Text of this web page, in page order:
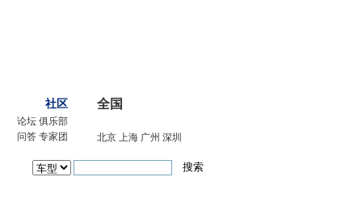
社区
论坛 俱乐部
问答 专家团
全国
北京 上海 广州 深圳